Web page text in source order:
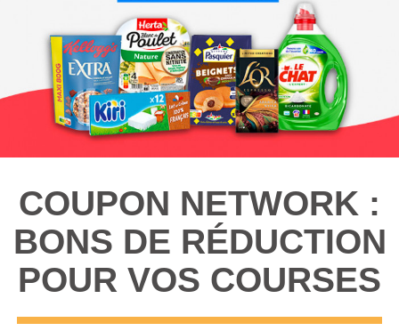
COUPON NETWORK :
BONS DE RÉDUCTION
POUR VOS COURSES